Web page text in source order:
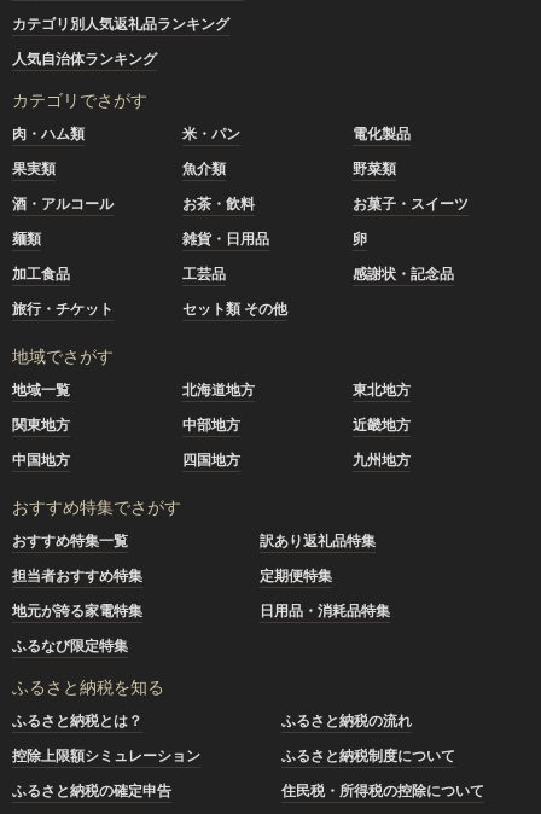
カテゴリ別人気返礼品ランキング
人気自治体ランキング
カテゴリでさがす
肉・ハム類 米・パン
電化製品
果実類
魚介類
野菜類
酒・アルコール
お茶・飲料
お菓子・スイーツ
麺類
雑貨・日用品
卵
加工食品
工芸品
感謝状・記念品
旅行・チケット
セット類 その他
地域でさがす
地域一覧 北海道地方
東北地方
関東地方
中部地方
近畿地方
中国地方
四国地方 九州地方
おすすめ特集でさがす
おすすめ特集一覧
訳あり返礼品特集
担当者おすすめ特集
定期便特集
地元が誇る家電特集
日用品・消耗品特集
ふるなび限定特集
ふるさと納税を知る
ふるさと納税とは？
ふるさと納税の流れ
控除上限額シミュレーション
ふるさと納税制度について
ふるさと納税の確定申告
住民税・所得税の控除について